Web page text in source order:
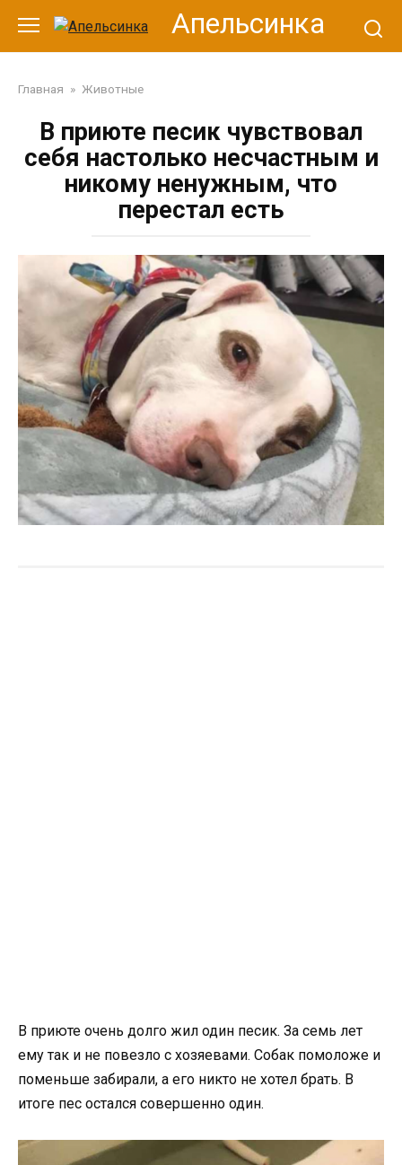
контенту
Апельсинка
Главная » Животные
В приюте песик чувствовал
себя настолько несчастным и
никому ненужным, что
перестал есть
В приюте очень долго жил один песик. За семь лет
ему так и не повезло с хозяевами. Собак помоложе и
поменьше забирали, а его никто не хотел брать. В
итоге пес остался совершенно один.